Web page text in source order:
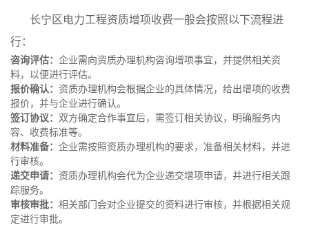
长宁区电力工程资质增项收费一般会按照以下流程进
行：
咨询评估： 企业需向资质办理机构咨询增项事宜，并提供相关资
料，以便进行评估。
报价确认： 资质办理机构会根据企业的具体情况，给出增项的收费
报价，并与企业进行确认。
签订协议： 双方确定合作事宜后，需签订相关协议，明确服务内
容、收费标准等。
材料准备： 企业需按照资质办理机构的要求，准备相关材料，并进
行审核。
递交申请： 资质办理机构会代为企业递交增项申请，并进行相关跟
踪服务。
审核审批： 相关部门会对企业提交的资料进行审核，并根据相关规
定进行审批。